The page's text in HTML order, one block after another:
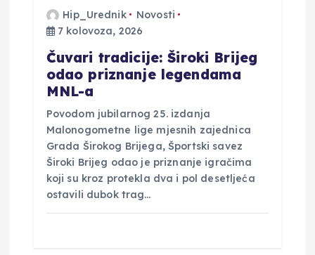
Hip_Urednik
Novosti
7 kolovoza, 2026
Čuvari tradicije: Široki Brijeg
odao priznanje legendama
MNL-a
Povodom jubilarnog 25. izdanja
Malonogometne lige mjesnih zajednica
Grada Širokog Brijega, Športski savez
Široki Brijeg odao je priznanje igračima
koji su kroz protekla dva i pol desetljeća
ostavili dubok trag…